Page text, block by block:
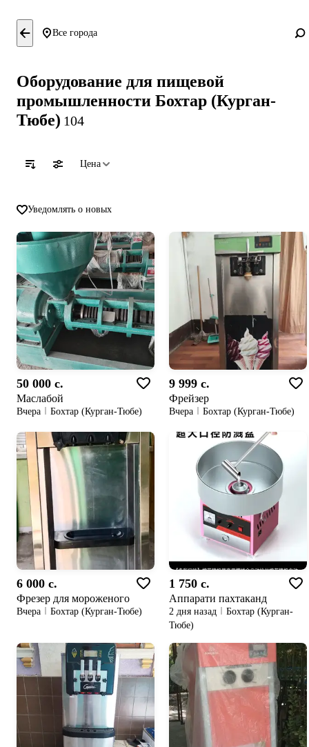
Все города
Оборудование для пищевой
промышленности Бохтар (Курган-
Тюбе) 104
Цена
Уведомлять о новых
50 000 c.
Маслабой
Вчера Бохтар (Курган-Тюбе)
9 999 c.
Фрейзер
Вчера Бохтар (Курган-Тюбе)
6 000 c.
Фрезер для мороженого
Вчера Бохтар (Курган-Тюбе)
1 750 c.
Аппарати пахтаканд
2 дня назад
Бохтар (Курган-
Тюбе)